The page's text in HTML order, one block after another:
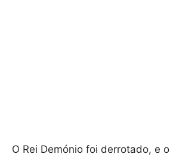
O Rei Demónio foi derrotado, e